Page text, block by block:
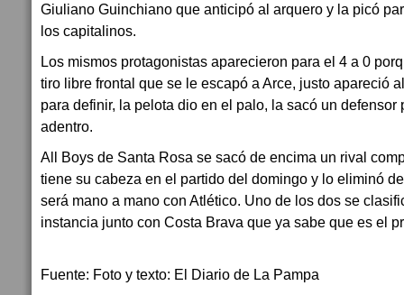
Giuliano Guinchiano que anticipó al arquero y la picó
los capitalinos.
Los mismos protagonistas aparecieron para el 4 a 0
tiro libre frontal que se le escapó a Arce, justo apareció
para definir, la pelota dio en el palo, la sacó un defensor
adentro.
All Boys de Santa Rosa se sacó de encima un rival
tiene su cabeza en el partido del domingo y lo eliminó
será mano a mano con Atlético. Uno de los dos se
instancia junto con Costa Brava que ya sabe que es el
Fuente: Foto y texto: El Diario de La Pampa